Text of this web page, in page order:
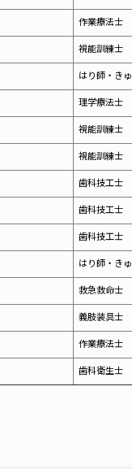
作業療法士
視能訓練士
はり師・き
理学療法士
視能訓練士
視能訓練士
歯科技工士
歯科技工士
歯科技工士
はり師・き
救急救命士
義肢装具士
作業療法士
歯科衛生士